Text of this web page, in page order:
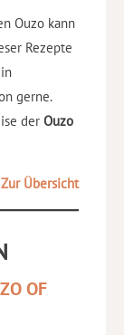
Ouzo kann
Rezepte
gerne.
der Ouzo
Zur Übersicht
OF